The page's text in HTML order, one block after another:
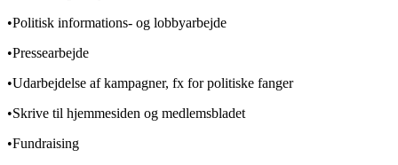
•Politisk informations- og lobbyarbejde
•Pressearbejde
•Udarbejdelse af kampagner, fx for politiske fanger
•Skrive til hjemmesiden og medlemsbladet
•Fundraising